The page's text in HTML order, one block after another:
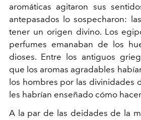
aromáticas agitaron sus
antepasados lo sospecharon:
tener un origen divino. Los
perfumes emanaban de los
dioses. Entre los antiguos
que los aromas agradables
los hombres por las divinidades
les habrían enseñado cómo
A la par de las deidades de la